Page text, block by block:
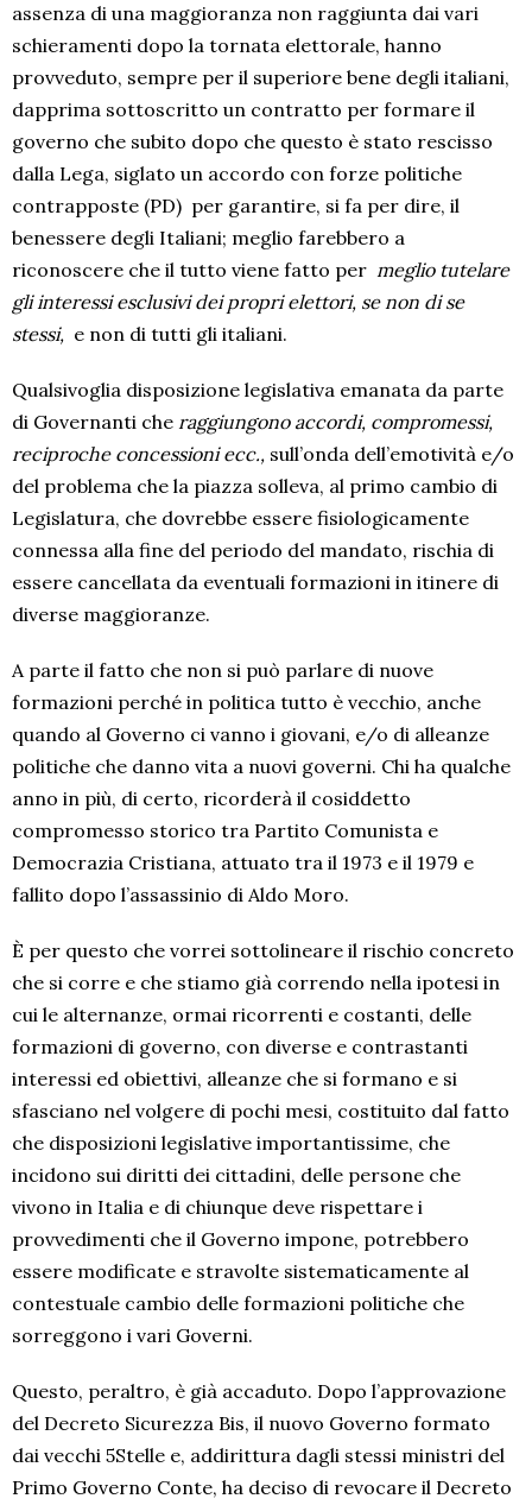
assenza di una maggioranza non raggiunta dai vari
schieramenti dopo la tornata elettorale, hanno
provveduto, sempre per il superiore bene degli italiani,
dapprima sottoscritto un contratto per formare il
governo che subito dopo che questo è stato rescisso
dalla Lega, siglato un accordo con forze politiche
contrapposte (PD) per garantire, si fa per dire, il
benessere degli Italiani; meglio farebbero a
riconoscere che il tutto viene fatto per meglio tutelare
gli interessi esclusivi dei propri elettori, se non di se
stessi, e non di tutti gli italiani.
Qualsivoglia disposizione legislativa emanata da parte
di Governanti che raggiungono accordi, compromessi,
reciproche concessioni ecc., sull’onda dell’emotività e/o
del problema che la piazza solleva, al primo cambio di
Legislatura, che dovrebbe essere fisiologicamente
connessa alla fine del periodo del mandato, rischia di
essere cancellata da eventuali formazioni in itinere di
diverse maggioranze.
A parte il fatto che non si può parlare di nuove
formazioni perché in politica tutto è vecchio, anche
quando al Governo ci vanno i giovani, e/o di alleanze
politiche che danno vita a nuovi governi. Chi ha qualche
anno in più, di certo, ricorderà il cosiddetto
compromesso storico tra Partito Comunista e
Democrazia Cristiana, attuato tra il 1973 e il 1979 e
fallito dopo l’assassinio di Aldo Moro.
È per questo che vorrei sottolineare il rischio concreto
che si corre e che stiamo già correndo nella ipotesi in
cui le alternanze, ormai ricorrenti e costanti, delle
formazioni di governo, con diverse e contrastanti
interessi ed obiettivi, alleanze che si formano e si
sfasciano nel volgere di pochi mesi, costituito dal fatto
che disposizioni legislative importantissime, che
incidono sui diritti dei cittadini, delle persone che
vivono in Italia e di chiunque deve rispettare i
provvedimenti che il Governo impone, potrebbero
essere modificate e stravolte sistematicamente al
contestuale cambio delle formazioni politiche che
sorreggono i vari Governi.
Questo, peraltro, è già accaduto. Dopo l’approvazione
del Decreto Sicurezza Bis, il nuovo Governo formato
dai vecchi 5Stelle e, addirittura dagli stessi ministri del
Primo Governo Conte, ha deciso di revocare il Decreto